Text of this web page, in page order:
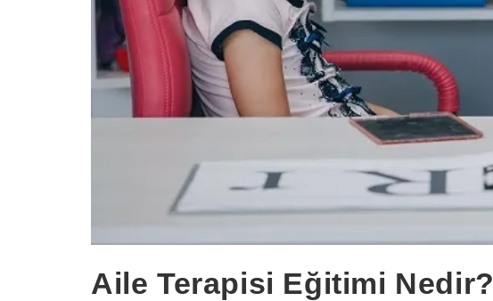
Aile Terapisi Eğitimi Nedir?